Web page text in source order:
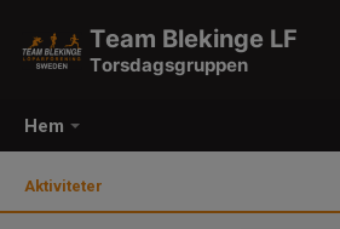
Hem
Team Blekinge LF
Torsdagsgruppen
Aktiviteter